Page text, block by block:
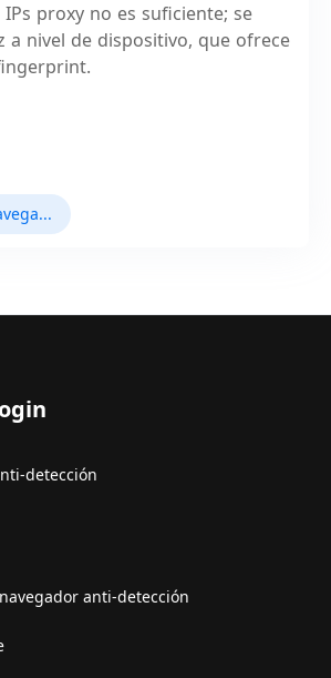
proxy no es suficiente; se
a nivel de dispositivo, que ofrece
Navegador Fingerprint
detección
anti-detección